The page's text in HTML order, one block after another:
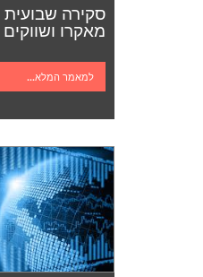
מאקרו ושווקים
למאמר המלא...